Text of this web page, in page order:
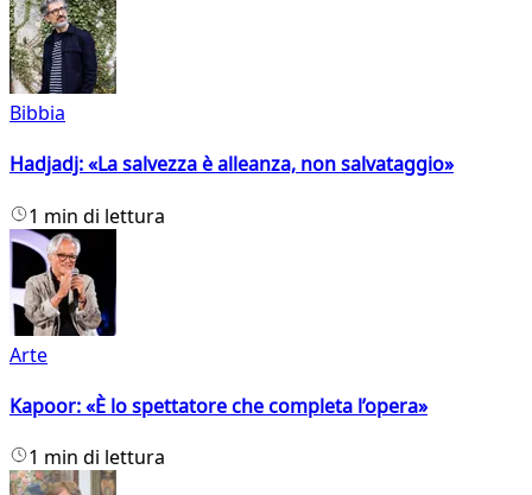
Bibbia
Hadjadj: «La salvezza è alleanza, non salvataggio»
1 min di lettura
Arte
Kapoor: «È lo spettatore che completa l’opera»
1 min di lettura